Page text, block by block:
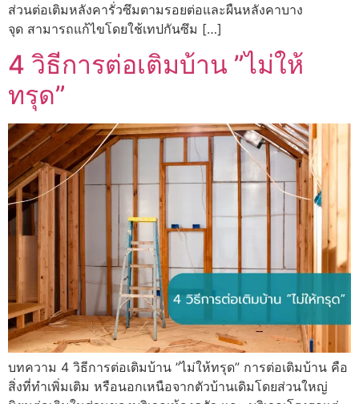
ส่วนต่อเติมหลังคารั่วซึมตามรอยต่อและผืนหลังคาบาง
จุด สามารถแก้ไขโดยใช้เทปกันซึม […]
4 วิธีการต่อเติมบ้าน ”ไม่ให้
ทรุด”
บทความ 4 วิธีการต่อเติมบ้าน ”ไม่ให้ทรุด” การต่อเติมบ้าน คือ
สิ่งที่ทำเพิ่มเติม หรือนอกเหนือจากตัวบ้านเดิมโดยส่วนใหญ่